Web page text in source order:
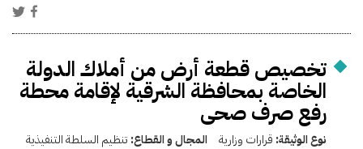
تخصيص قطعة أرض من أملاك الدولة
الخاصة بمحافظة الشرقية لإقامة محطة
رفع صرف صحى
نوع الوثيقة: قرارات وزارية المجال و القطاع: تنظيم السلطة التنفيذية